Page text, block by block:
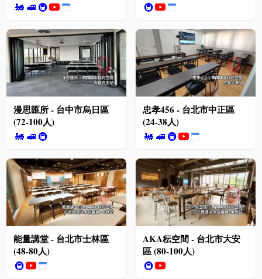
🚂 🚅 🚇 🚇
漫思匯所 - 台中市烏日區
(72-100人)
🚂 🚅 🚇
忠孝456 - 台北市中正區
(24-38人)
🚂 🚅🚇
能量講堂 - 台北市士林區
(48-80人)
🚇
AKA秐空間 - 台北市大安
區 (80-100人)
🚇